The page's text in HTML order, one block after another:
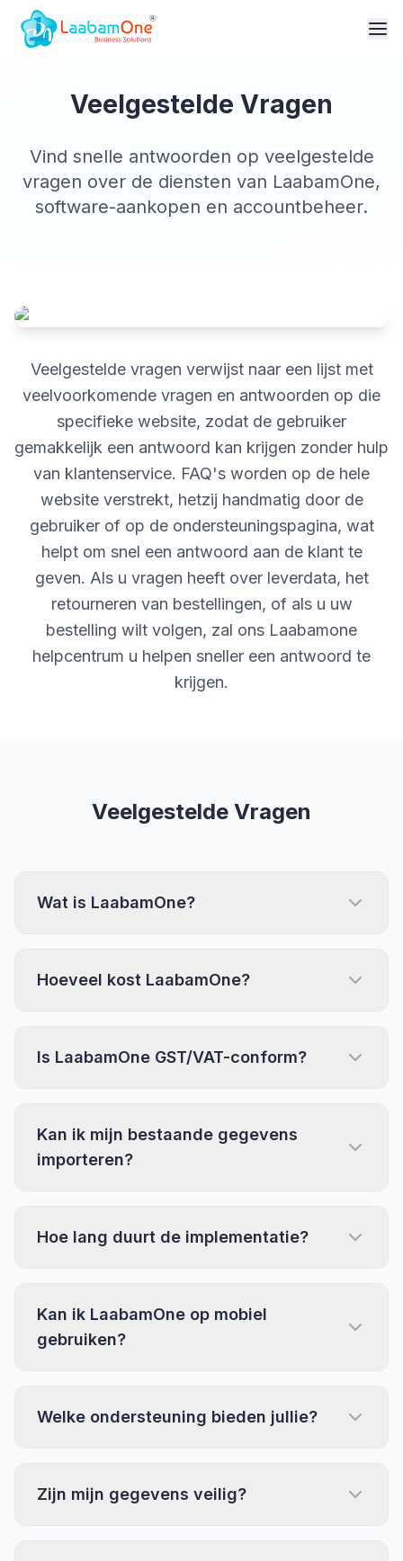
Veelgestelde Vragen
Vind snelle antwoorden op veelgestelde
vragen over de diensten van LaabamOne,
software-aankopen en accountbeheer.
Veelgestelde vragen verwijst naar een lijst met
veelvoorkomende vragen en antwoorden op die
specifieke website, zodat de gebruiker
gemakkelijk een antwoord kan krijgen zonder hulp
van klantenservice. FAQ's worden op de hele
website verstrekt, hetzij handmatig door de
gebruiker of op de ondersteuningspagina, wat
helpt om snel een antwoord aan de klant te
geven. Als u vragen heeft over leverdata, het
retourneren van bestellingen, of als u uw
bestelling wilt volgen, zal ons Laabamone
helpcentrum u helpen sneller een antwoord te
krijgen.
Veelgestelde Vragen
Wat is LaabamOne?
Hoeveel kost LaabamOne?
Is LaabamOne GST/VAT-conform?
Kan ik mijn bestaande gegevens
importeren?
Hoe lang duurt de implementatie?
Kan ik LaabamOne op mobiel
gebruiken?
Welke ondersteuning bieden jullie?
Zijn mijn gegevens veilig?